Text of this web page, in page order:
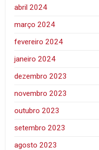
abril 2024
março 2024
fevereiro 2024
janeiro 2024
dezembro 2023
novembro 2023
outubro 2023
setembro 2023
agosto 2023